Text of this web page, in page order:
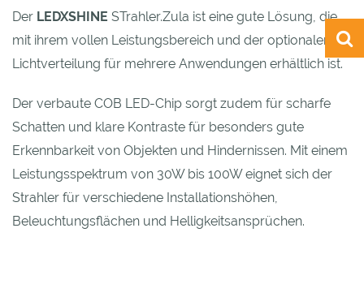
Der LEDXSHINE STrahler.Zula ist eine gute Lösung, die
mit ihrem vollen Leistungsbereich und der optionalen
Lichtverteilung für mehrere Anwendungen erhältlich ist.
Der verbaute COB LED-Chip sorgt zudem für scharfe
Schatten und klare Kontraste für besonders gute
Erkennbarkeit von Objekten und Hindernissen. Mit einem
Leistungsspektrum von 30W bis 100W eignet sich der
Strahler für verschiedene Installationshöhen,
Beleuchtungsflächen und Helligkeitsansprüchen.